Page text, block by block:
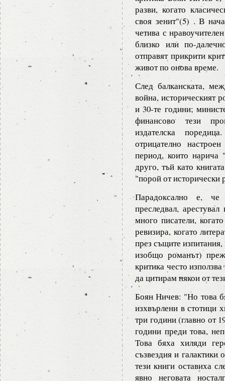
разви, когато
своя зенит"(5) . В
четива с
близко или по-
отправят прикрити
живот по онова време.
След балканската,
война, историческият
и 30-те години;
финансово тези
издателска
отрицателно
период, които
друго, тъй като
"порой от исторически
Парадоксално е,
преследвал,
много писатели,
ревизира, когато
през същите
изобщо романът)
критика често
да цитирам някои от
Боян Ничев: "Но това
изхвърлени в стотици
три години (главно от
години преди това,
Това бяха хиляди
съзвездия и
тези книги оставиха
явно неговата